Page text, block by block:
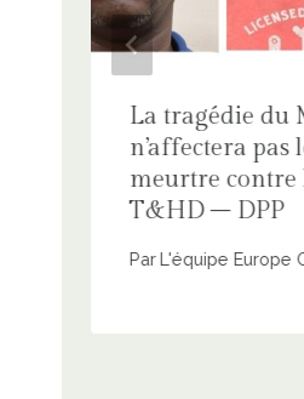
La tragédie du
n’affectera pas
meurtre contre
T&HD – DPP
ParL'équipe Europe